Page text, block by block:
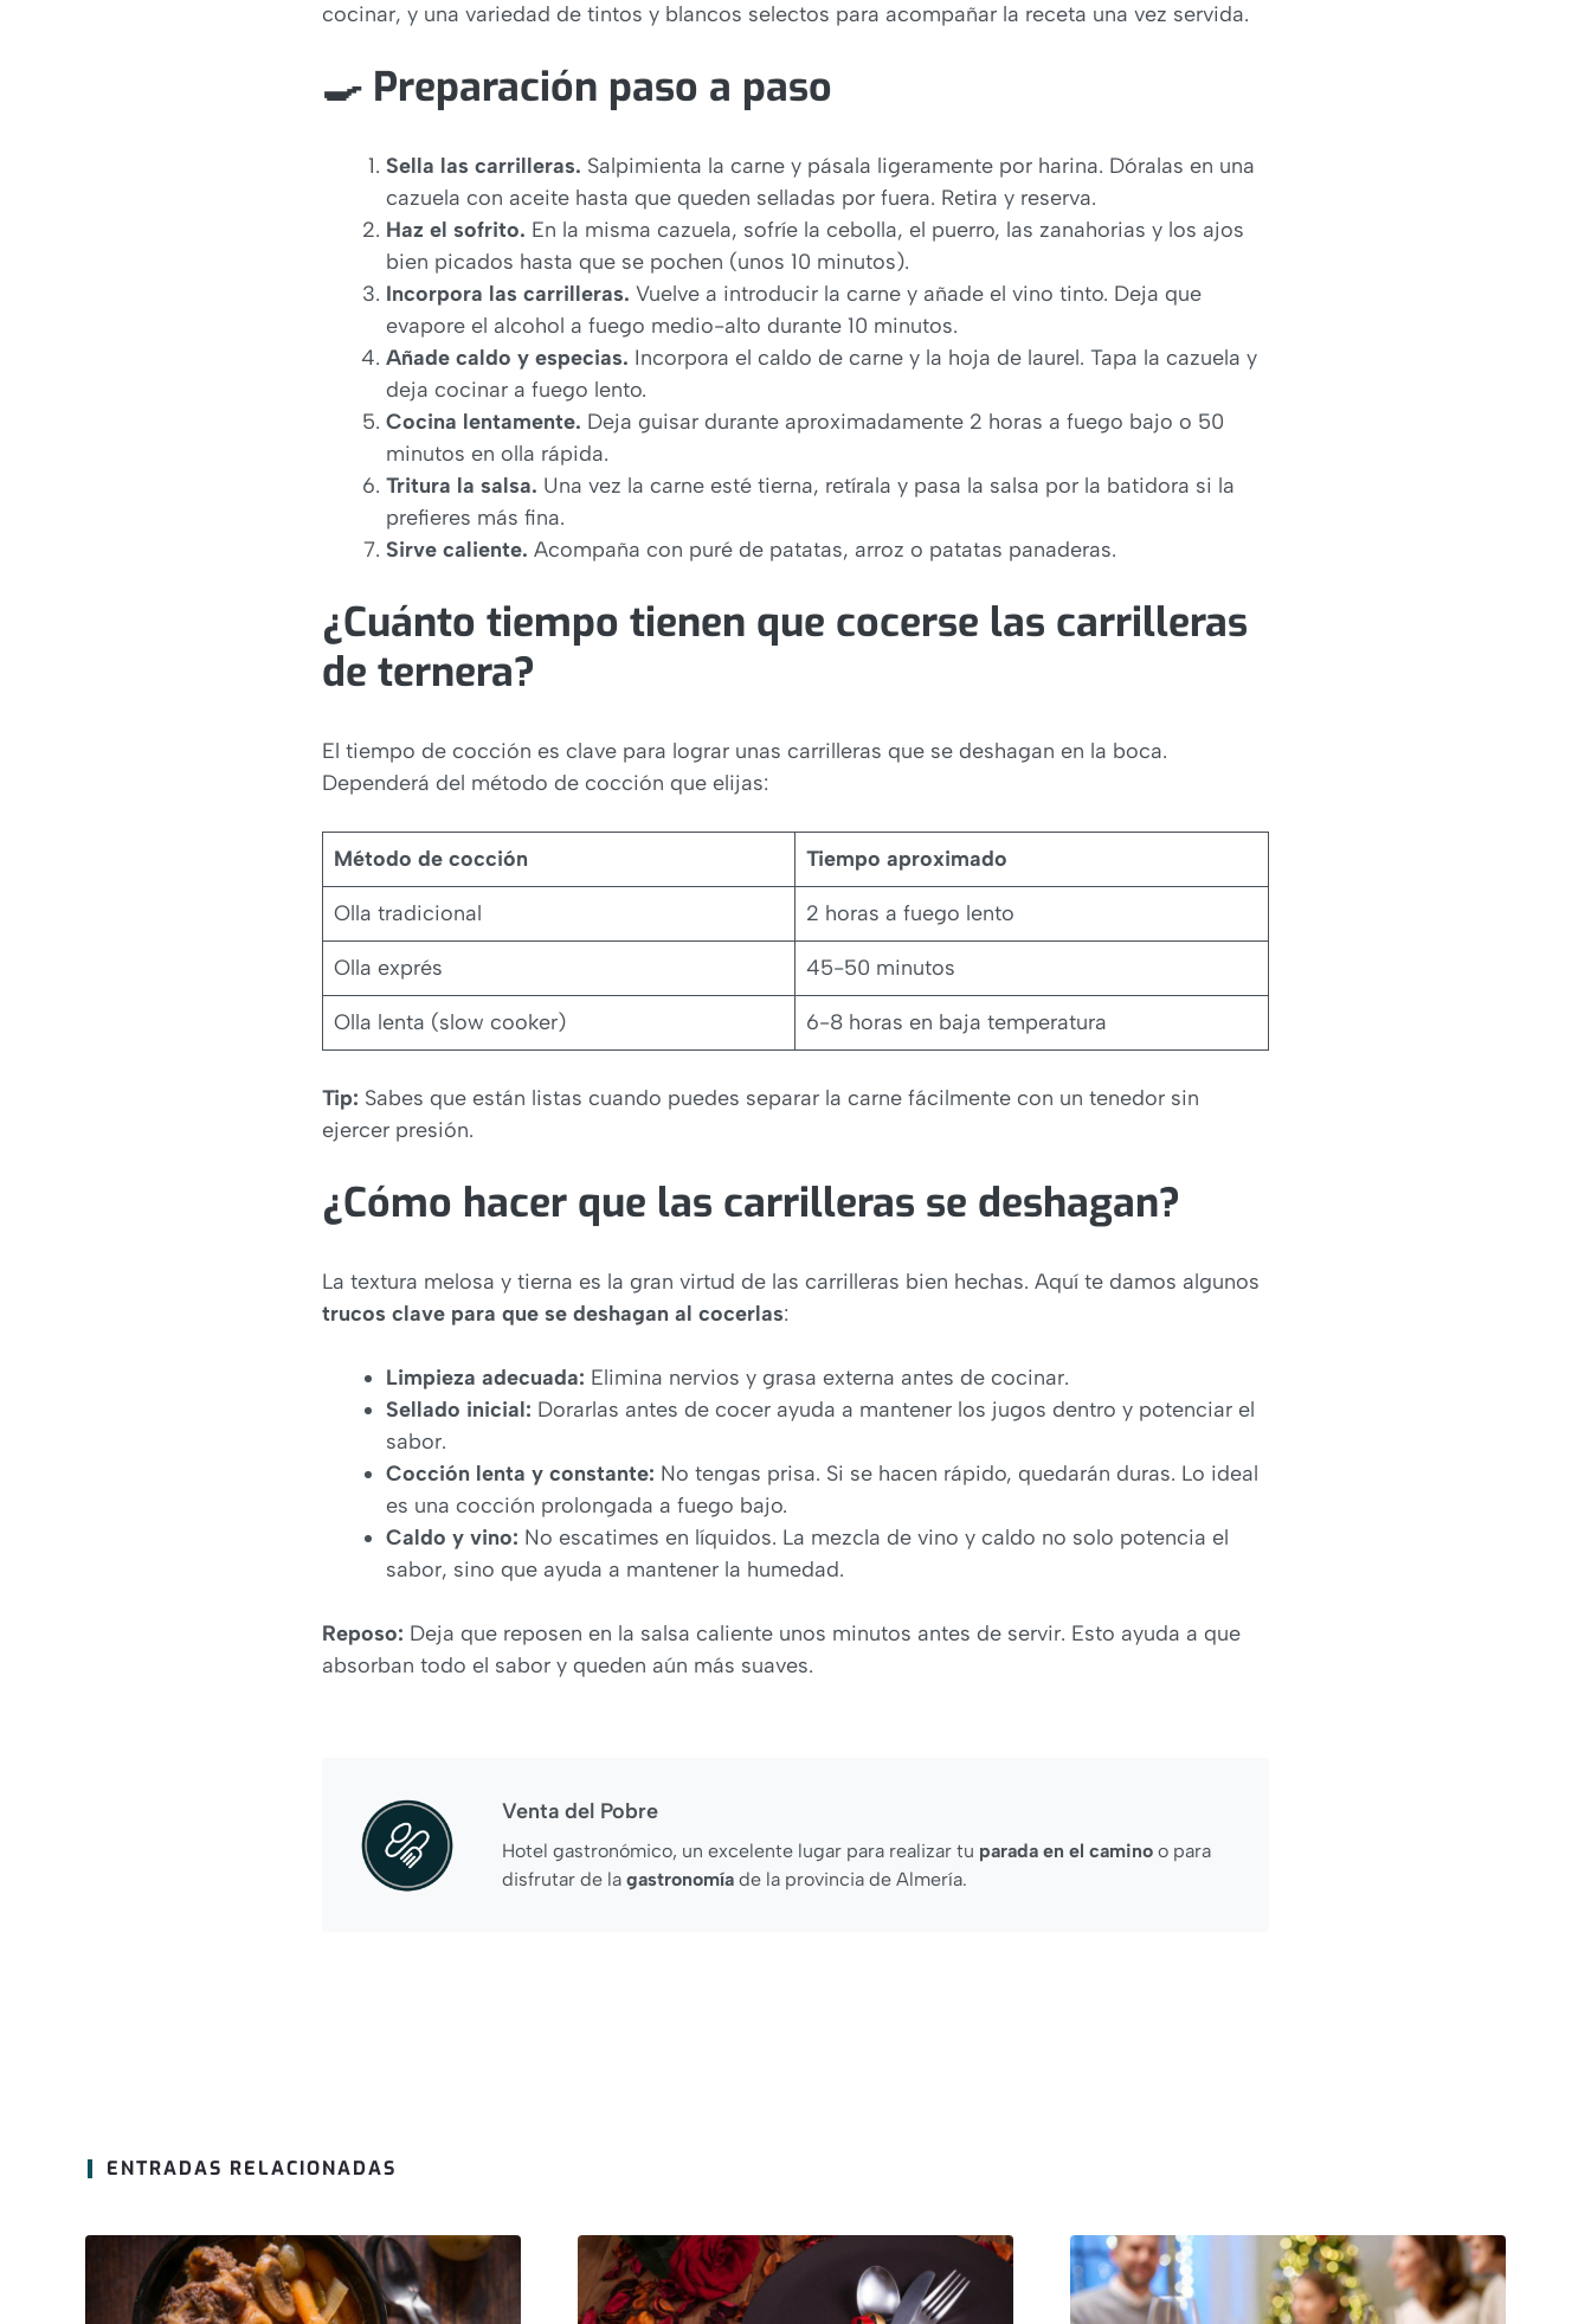
cocinar, y una variedad de tintos y blancos selectos para acompañar la receta una vez servida.
🍳 Preparación paso a paso
Sella las carrilleras. Salpimienta la carne y pásala ligeramente por harina. Dóralas en una
cazuela con aceite hasta que queden selladas por fuera. Retira y reserva.
Haz el sofrito. En la misma cazuela, sofríe la cebolla, el puerro, las zanahorias y los ajos
bien picados hasta que se pochen (unos 10 minutos).
Incorpora las carrilleras. Vuelve a introducir la carne y añade el vino tinto. Deja que
evapore el alcohol a fuego medio-alto durante 10 minutos.
Añade caldo y especias. Incorpora el caldo de carne y la hoja de laurel. Tapa la cazuela y
deja cocinar a fuego lento.
Cocina lentamente. Deja guisar durante aproximadamente 2 horas a fuego bajo o 50
minutos en olla rápida.
Tritura la salsa. Una vez la carne esté tierna, retírala y pasa la salsa por la batidora si la
prefieres más fina.
Sirve caliente. Acompaña con puré de patatas, arroz o patatas panaderas.
¿Cuánto tiempo tienen que cocerse las carrilleras
de ternera?
El tiempo de cocción es clave para lograr unas carrilleras que se deshagan en la boca.
Dependerá del método de cocción que elijas:
Método de cocción Tiempo aproximado
Olla tradicional 2 horas a fuego lento
Olla exprés 45-50 minutos
Olla lenta (slow cooker) 6-8 horas en baja temperatura
Tip: Sabes que están listas cuando puedes separar la carne fácilmente con un tenedor sin
ejercer presión.
¿Cómo hacer que las carrilleras se deshagan?
La textura melosa y tierna es la gran virtud de las carrilleras bien hechas. Aquí te damos algunos
trucos clave para que se deshagan al cocerlas:
Limpieza adecuada: Elimina nervios y grasa externa antes de cocinar.
Sellado inicial: Dorarlas antes de cocer ayuda a mantener los jugos dentro y potenciar el
sabor.
Cocción lenta y constante: No tengas prisa. Si se hacen rápido, quedarán duras. Lo ideal
es una cocción prolongada a fuego bajo.
Caldo y vino: No escatimes en líquidos. La mezcla de vino y caldo no solo potencia el
sabor, sino que ayuda a mantener la humedad.
Reposo: Deja que reposen en la salsa caliente unos minutos antes de servir. Esto ayuda a que
absorban todo el sabor y queden aún más suaves.
Venta del Pobre
Hotel gastronómico, un excelente lugar para realizar tu parada en el camino o para
disfrutar de la gastronomía de la provincia de Almería.
ENTRADAS RELACIONADAS